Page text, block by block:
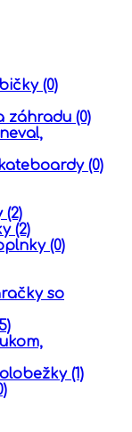
(0)
záhradu (0)
(0)
(2)
(2)
(0)
so
(1)